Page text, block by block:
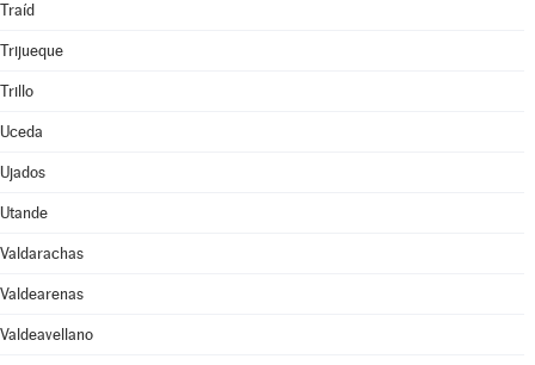
Traíd
Trijueque
Trillo
Uceda
Ujados
Utande
Valdarachas
Valdearenas
Valdeavellano